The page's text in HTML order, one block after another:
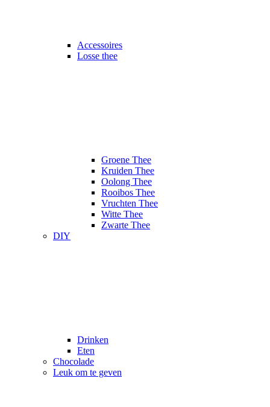
Accessoires
Losse thee
Groene Thee
Kruiden Thee
Oolong Thee
Rooibos Thee
Vruchten Thee
Witte Thee
Zwarte Thee
DIY
Drinken
Eten
Chocolade
Leuk om te geven